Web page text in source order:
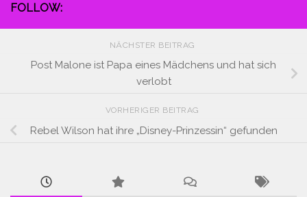
FOLLOW:
NÄCHSTER BEITRAG
Post Malone ist Papa eines Mädchens und hat sich
verlobt
VORHERIGER BEITRAG
Rebel Wilson hat ihre „Disney-Prinzessin“ gefunden